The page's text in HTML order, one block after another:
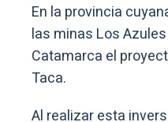
En la provincia
las minas Los
Catamarca el
Taca.
Al realizar esta